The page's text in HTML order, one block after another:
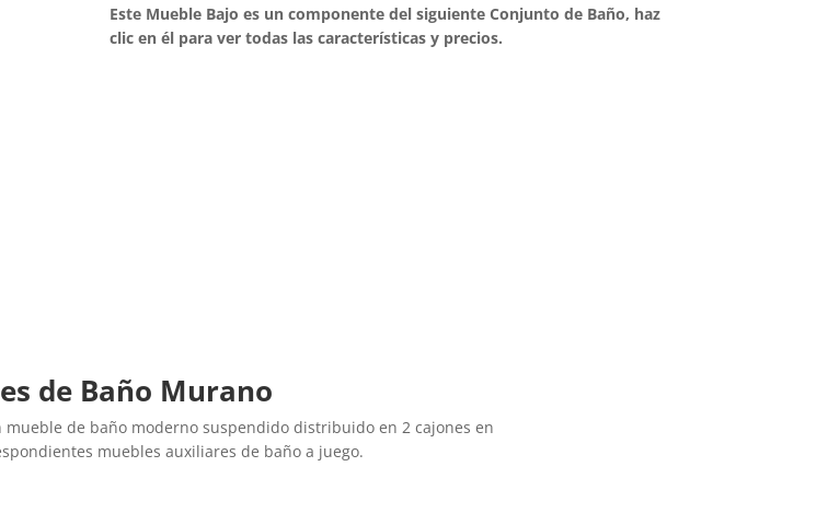
Este Mueble Bajo es un componente del siguiente Conjunto de Baño, haz
clic en él para ver todas las características y precios.
de Baño Murano
mueble de baño moderno suspendido distribuido en 2 cajones en
muebles auxiliares de baño a juego.